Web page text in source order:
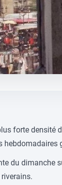
forte densité
hebdomadaires
du dimanche